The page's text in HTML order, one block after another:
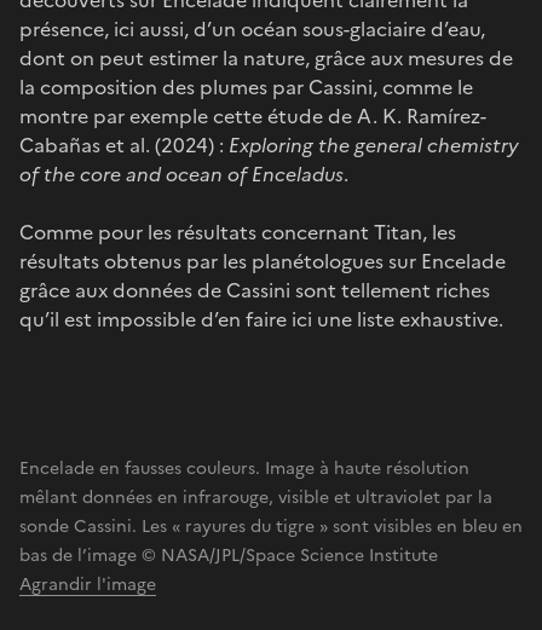
présence, ici aussi, d’un océan sous-glaciaire d’eau,
dont on peut estimer la nature, grâce aux mesures de
la composition des plumes par Cassini, comme le
montre par exemple cette étude de A. K. Ramírez-
Cabañas et al. (2024) : Exploring the general chemistry
of the core and ocean of Enceladus.
Comme pour les résultats concernant Titan, les
résultats obtenus par les planétologues sur Encelade
grâce aux données de Cassini sont tellement riches
qu’il est impossible d’en faire ici une liste exhaustive.
Encelade en fausses couleurs. Image à haute résolution
mêlant données en infrarouge, visible et ultraviolet par la
sonde Cassini. Les « rayures du tigre » sont visibles en bleu en
bas de l’image © NASA/JPL/Space Science Institute
Agrandir l'image